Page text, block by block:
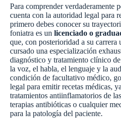
Para comprender verdaderamente
cuenta con la autoridad legal para
primero debes conocer su
foniatra es un licenciado o
que, con posterioridad a su carrera
cursado una especialización
diagnóstico y tratamiento clínico
la voz, el habla, el lenguaje y la
condición de facultativo médico,
legal para emitir recetas médicas,
tratamientos antiinflamatorios de
terapias antibióticas o cualquier
para la patología del paciente.